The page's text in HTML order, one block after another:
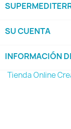
SU CUENTA
INFORMACIÓN
Tienda Online